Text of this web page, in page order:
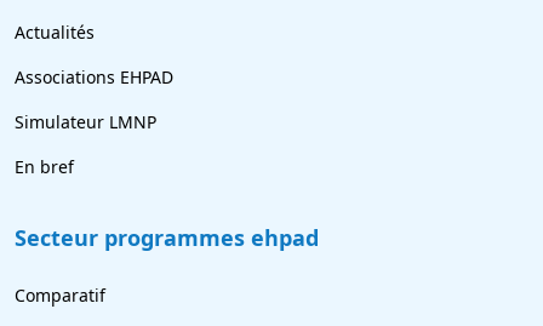
Actualités
Associations EHPAD
Simulateur LMNP
En bref
Secteur programmes ehpad
Comparatif